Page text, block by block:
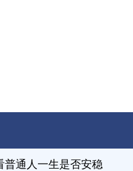
普通人一生是否安稳